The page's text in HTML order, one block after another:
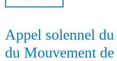
Appel solennel
du Mouvement